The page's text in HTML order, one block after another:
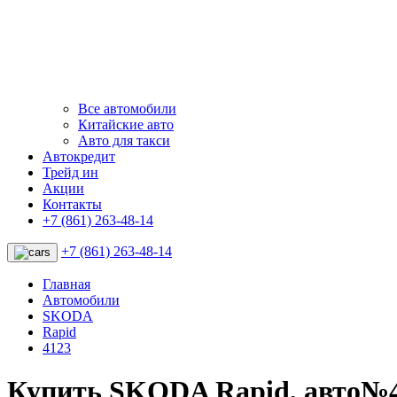
Все автомобили
Китайские авто
Авто для такси
Автокредит
Трейд ин
Акции
Контакты
+7 (861) 263-48-14
+7 (861) 263-48-14
Главная
Автомобили
SKODA
Rapid
4123